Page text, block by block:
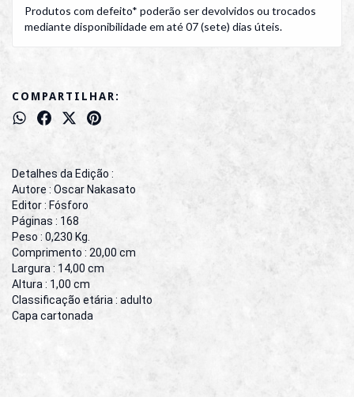
Produtos com defeito* poderão ser devolvidos ou trocados
mediante disponibilidade em até 07 (sete) dias úteis.
COMPARTILHAR:
Detalhes da Edição :
Autore : Oscar Nakasato
Editor : Fósforo
Páginas : 168
Peso : 0,230 Kg.
Comprimento : 20,00 cm
Largura : 14,00 cm
Altura : 1,00 cm
Classificação etária : adulto
Capa cartonada